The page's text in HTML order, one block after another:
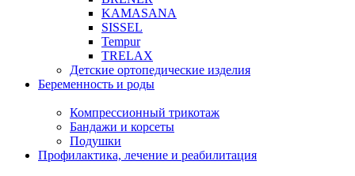
KAMASANA
SISSEL
Tempur
TRELAX
Детские ортопедические изделия
Беременность и роды
Компрессионный трикотаж
Бандажи и корсеты
Подушки
Профилактика, лечение и реабилитация